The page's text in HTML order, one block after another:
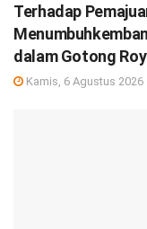
Terhadap
dalam Gotong
Kamis, 6 Agustus 2026